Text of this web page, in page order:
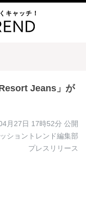
キャッチ！
Jeans」が
月27日 17時52分 公開
ショントレンド編集部
プレスリリース